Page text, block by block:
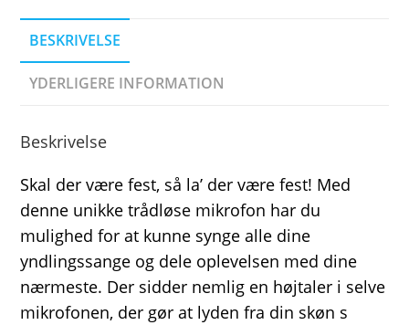
BESKRIVELSE
YDERLIGERE INFORMATION
Beskrivelse
Skal der være fest, så la’ der være fest! Med
denne unikke trådløse mikrofon har du
mulighed for at kunne synge alle dine
yndlingssange og dele oplevelsen med dine
nærmeste. Der sidder nemlig en højtaler i selve
mikrofonen, der gør at lyden fra din skøn s